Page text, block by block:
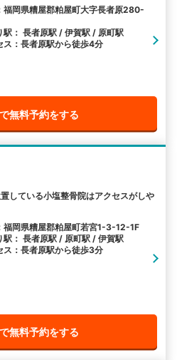
福岡県糟屋郡粕屋町大字長者原280-
駅： 長者原駅 / 伊賀駅 / 原町駅
ス：長者原駅から徒歩4分
無料予約をする
している小塩整骨院はアクセスがしや
福岡県糟屋郡粕屋町若宮1-3-12-1F
駅： 長者原駅 / 原町駅 / 伊賀駅
ス：長者原駅から徒歩3分
無料予約をする